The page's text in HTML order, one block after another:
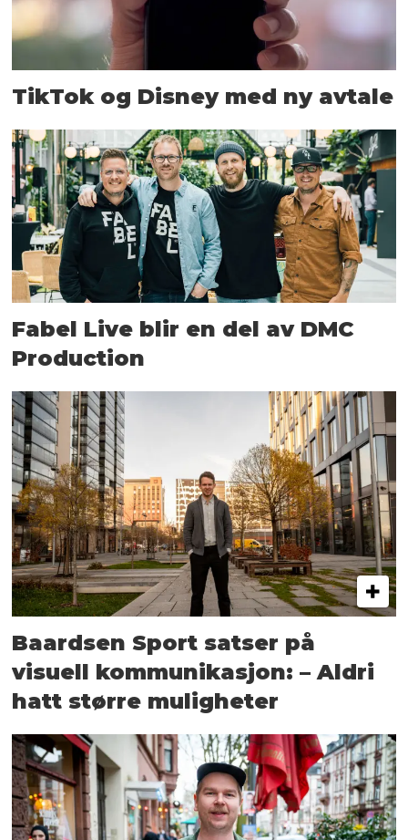
TikTok og Disney med ny avtale
Fabel Live blir en del av DMC
Production
Baardsen Sport satser på
visuell kommunikasjon: – Aldri
hatt større muligheter